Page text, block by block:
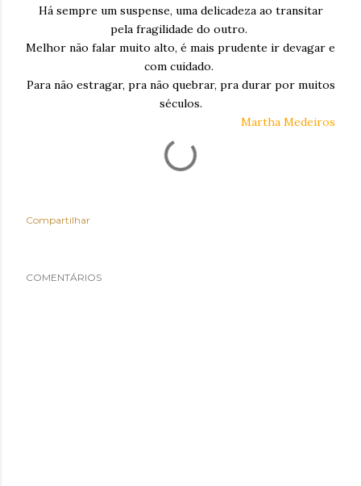
Há sempre um suspense, uma delicadeza ao transitar
pela fragilidade do outro.
Melhor não falar muito alto, é mais prudente ir devagar e
com cuidado.
Para não estragar, pra não quebrar, pra durar por muitos
séculos.
Martha Medeiros
Compartilhar
COMENTÁRIOS